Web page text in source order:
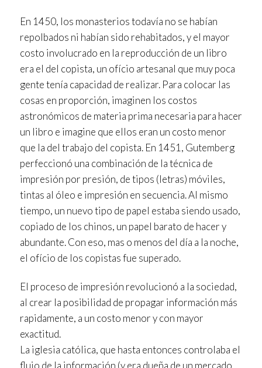
En 1450, los monasterios todavía no se habían
repolbados ni habían sido rehabitados, y el mayor
costo involucrado en la reproducción de un libro
era el del copista, un ofício artesanal que muy poca
gente tenía capacidad de realizar. Para colocar las
cosas en proporción, imaginen los costos
astronómicos de materia prima necesaria para hacer
un libro e imagine que ellos eran un costo menor
que la del trabajo del copista. En 1451, Gutemberg
perfeccionó una combinación de la técnica de
impresión por presión, de tipos (letras) móviles,
tintas al óleo e impresión en secuencia. Al mismo
tiempo, un nuevo tipo de papel estaba siendo usado,
copiado de los chinos, un papel barato de hacer y
abundante. Con eso, mas o menos del día a la noche,
el ofício de los copistas fue superado.
El proceso de impresión revolucionó a la sociedad,
al crear la posibilidad de propagar información más
rapidamente, a un costo menor y con mayor
exactitud.
La iglesia católica, que hasta entonces controlaba el
flujo de la información (y era dueña de un mercado